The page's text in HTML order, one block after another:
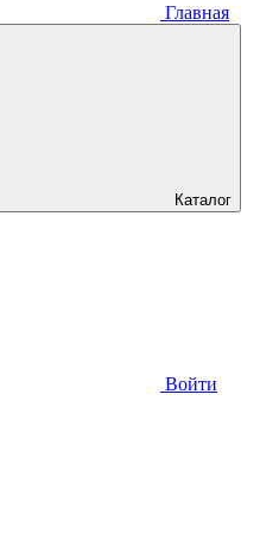
Главная
Каталог
Войти